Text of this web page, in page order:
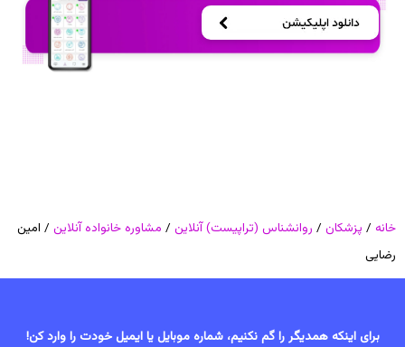
خانه / پزشکان / روانشناس (تراپیست) آنلاین / مشاوره خانواده آنلاین / امین
رضایی
برای اینکه همدیگر را گم نکنیم، شماره موبایل یا ایمیل خودت را وارد کن!